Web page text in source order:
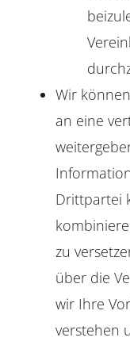
Wir
an eine
Drittpartei
zu
über die
wir Ihre
verstehen